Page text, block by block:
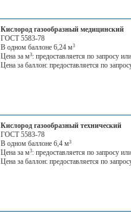
Кислород газообразный медицинский
ГОСТ 5583-78
В одном баллоне 6,24 м3
Цена за м3: предоставляется по запросу
Цена за баллон: предоставляется по
Кислород газообразный технический
ГОСТ 5583-78
В одном баллоне 6,4 м3
Цена за м3: предоставляется по запросу
Цена за баллон: предоставляется по